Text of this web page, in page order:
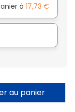
à 17,73 €
au panier